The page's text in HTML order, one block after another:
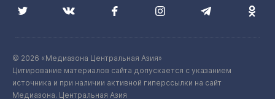
© 2026 «Медиазона Центральная Азия»
Цитирование материалов сайта допускается с указанием
источника и при наличии активной гиперссылки на сайт
Медиазона. Центральная Азия